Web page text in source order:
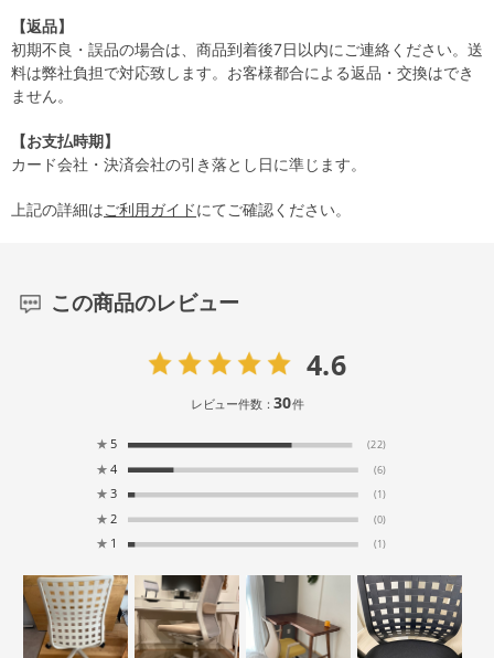
【返品】
初期不良・誤品の場合は、商品到着後7日以内にご連絡ください。送
料は弊社負担で対応致します。お客様都合による返品・交換はでき
ません。
【お支払時期】
カード会社・決済会社の引き落とし日に準じます。
上記の詳細はご利用ガイドにてご確認ください。
この商品のレビュー
4.6
レビュー件数：30件
★ 5 (22)
★ 4 (6)
★ 3 (1)
★ 2 (0)
★ 1 (1)